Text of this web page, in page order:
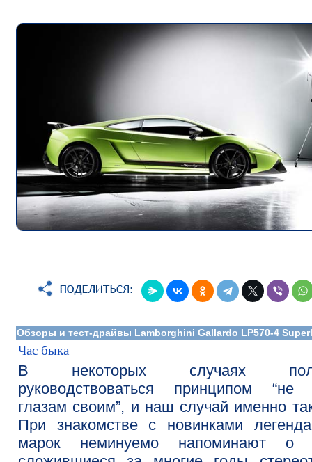
Обзоры и тест-драйвы Lamborghini Gallardo LP570-4
Час быка
В некоторых случаях
руководствоваться принципом “не
глазам своим”, и наш случай именно
При знакомстве с новинками
марок неминуемо напоминают о